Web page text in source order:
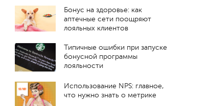
Бонус на здоровье: как
аптечные сети поощряют
лояльных клиентов
Типичные ошибки при запуске
бонусной программы
лояльности
Использование NPS: главное,
что нужно знать о метрике